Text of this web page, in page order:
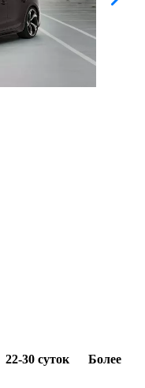
22-30 суток Более